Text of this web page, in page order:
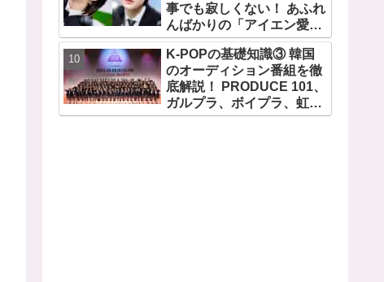
事でも寂しくない！ あふれ
んばかりの「アイエン愛」
が伝わる愛用品にほっこり
K-POPの基礎知識③ 韓国
のオーディション番組を徹
底解説！ PRODUCE 101、
ガルプラ、ボイプラ、虹プ
ロ・・ NiziUやKep1er、